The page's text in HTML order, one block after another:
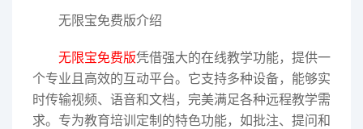
无限宝免费版介绍
无限宝免费版凭借强大的在线教学功能，提供一
个专业且高效的互动平台。它支持多种设备，能够实
时传输视频、语音和文档，完美满足各种远程教学需
求。专为教育培训定制的特色功能，如批注、提问和